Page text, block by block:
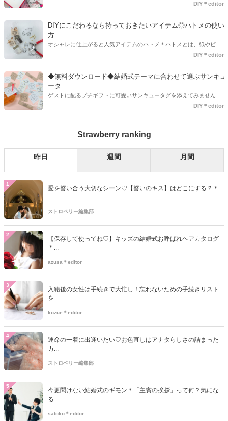
袋で用意しませんか？今回の記事では無料でダウンロードできるデザ
ください。いつもStrawberryを読んで頂いているプレ花嫁さんのお手
伝いが少しでも出来れば嬉しいです♡
DIY＊editor
DIYにこだわるなら持っておきたいアイテム◎ハトメの使い
方...
オシャレに仕上がると人気アイテムのハトメ＊ハトメとは、紙やビニ
ールなどに開けた穴につける金具のことでサイズが幅広く揃っていま
り、付けるものの素材や色にあわせて選ぶことができるんです♪*
DIY＊editor
◆無料ダウンロード◆結婚式テーマに合わせて選ぶサンキュ
ータ...
ゲストに配るプチギフトに可愛いサンキュータグを添えてみません
か？今回の記事では無料でダウンロードできる春婚にもピッタリなサ
るプレ花嫁さんのお手伝いが少しでも出来れば嬉しいです♡
DIY＊editor
Strawberry ranking
昨日 週間 月間
1
愛を誓い合う大切なシーン♡【誓いのキス】はどこにする？＊
ストロベリー編集部
2
【保存して使ってね♡】キッズの結婚式お呼ばれヘアカタログ
＊...
azusa＊editor
3
入籍後の女性は手続きで大忙し！忘れないための手続きリスト
を...
kozue＊editor
4
運命の一着に出逢いたい♡お色直しはアナタらしさの詰まった
カ...
ストロベリー編集部
5
今更聞けない結婚式のギモン＊「主賓の挨拶」って何？気にな
る...
satoko＊editor